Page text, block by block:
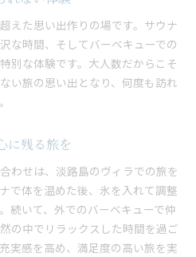
えた思い出作りの場です。サウナ
な時間、そしてバーベキューでの
別な体験です。大人数だからこそ
い旅の思い出となり、何度も訪れ
に残る旅を
わせは、淡路島のヴィラでの旅を
で体を温めた後、氷を入れて調整
続いて、外でのバーベキューで仲
の中でリラックスした時間を過ご
実感を高め、満足度の高い旅を実